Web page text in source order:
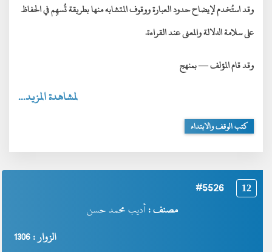
وقد استُخدم لإيضاححدود العبارةووقوف المتشابه منها بطريقة تُسهِم في الحفاظ
علىسلامة الدلالة والمعنىعند القراءة.
وقد قام المؤلف — بمنهج
لمشاهدة المزيد...
كتب الوقف والابتداء
12
#5526
مصنف :أديب محمد حسن
الزوار : 1306